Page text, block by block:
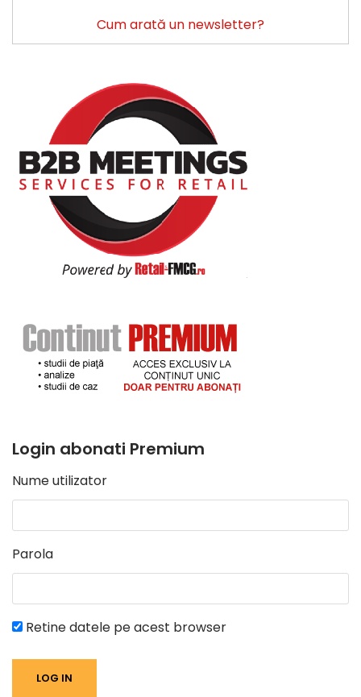
Cum arată un newsletter?
Login abonati Premium
Nume utilizator
Parola
Retine datele pe acest browser